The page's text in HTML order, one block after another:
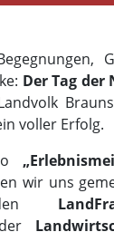
NAN
sowie
der
unserer